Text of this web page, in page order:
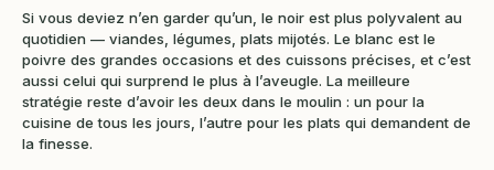
Si vous deviez n’en garder qu’un, le noir est plus polyvalent au
quotidien — viandes, légumes, plats mijotés. Le blanc est le
poivre des grandes occasions et des cuissons précises, et c’est
aussi celui qui surprend le plus à l’aveugle. La meilleure
stratégie reste d’avoir les deux dans le moulin : un pour la
cuisine de tous les jours, l’autre pour les plats qui demandent de
la finesse.